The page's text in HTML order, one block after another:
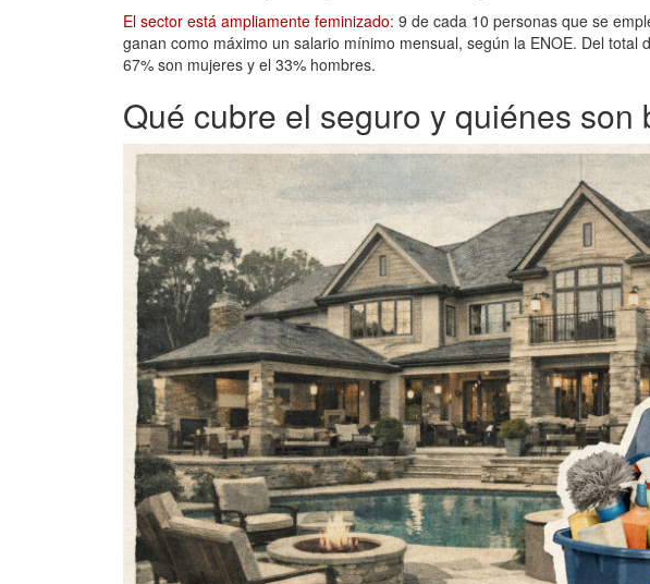
El sector está ampliamente feminizado: 9 de cada 10 personas que se
ganan como máximo un salario mínimo mensual, según la ENOE. Del total
67% son mujeres y el 33% hombres.
Qué cubre el seguro y quiénes son